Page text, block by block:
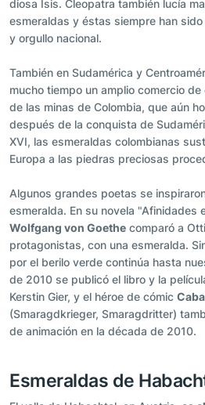
diosa Isis. Cleopatra también lucía
esmeraldas y éstas siempre han
y orgullo nacional.
También en Sudamérica y
mucho tiempo un amplio comercio
de las minas de Colombia, que aún
después de la conquista de
XVI, las esmeraldas colombianas
Europa a las piedras preciosas
Algunos grandes poetas se
esmeralda. En su novela "Afinidades
Wolfgang von Goethe comparó a
protagonistas, con una esmeralda.
por el berilo verde continúa hasta
de 2010 se publicó el libro y la
Kerstin Gier, y el héroe de cómic
(Smaragdkrieger, Smaragdritter)
de animación en la década de 2010.
Esmeraldas de